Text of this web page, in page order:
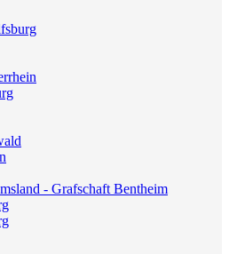
- Grafschaft Bentheim